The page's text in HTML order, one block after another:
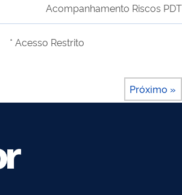
Acompanhamento Riscos
* Acesso Restrito
Próximo »